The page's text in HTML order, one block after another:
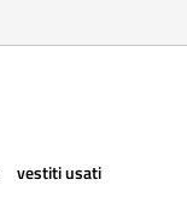
vestiti usati